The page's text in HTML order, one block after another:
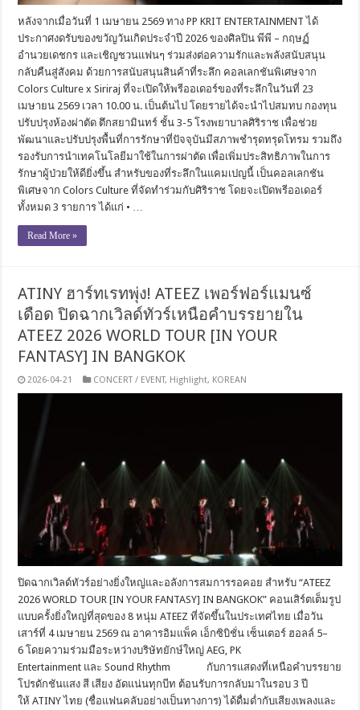
หลังจากเมื่อวันที่ 1 เมษายน 2569 ทาง PP KRIT ENTERTAINMENT ได้
ประกาศงดรับของขวัญวันเกิดประจำปี 2026 ของศิลปิน พีพี – กฤษฏ์
อำนวยเดชกร และเชิญชวนแฟนๆ ร่วมส่งต่อความรักและพลังสนับสนุน
กลับคืนสู่สังคม ด้วยการสนับสนุนสินค้าที่ระลึก คอลเลกชันพิเศษจาก
Colors Culture x Siriraj ที่จะเปิดให้พรีออเดอร์ของที่ระลึกในวันที่ 23
เมษายน 2569 เวลา 10.00 น. เป็นต้นไป โดยรายได้จะนำไปสมทบ กองทุน
ปรับปรุงห้องผ่าตัด ตึกสยามินทร์ ชั้น 3-5 โรงพยาบาลศิริราช เพื่อช่วย
พัฒนาและปรับปรุงพื้นที่การรักษาที่ปัจจุบันมีสภาพชำรุดทรุดโทรม รวมถึง
รองรับการนำเทคโนโลยีมาใช้ในการผ่าตัด เพื่อเพิ่มประสิทธิภาพในการ
รักษาผู้ป่วยให้ดียิ่งขึ้น สำหรับของที่ระลึกในแคมเปญนี้ เป็นคอลเลกชัน
พิเศษจาก Colors Culture ที่จัดทำร่วมกับศิริราช โดยจะเปิดพรีออเดอร์
ทั้งหมด 3 รายการ ได้แก่ • …
Read More »
ATINY ฮาร์ทเรทพุ่ง! ATEEZ เพอร์ฟอร์แมนซ์
เดือด ปิดฉากเวิลด์ทัวร์เหนือคำบรรยายใน
ATEEZ 2026 WORLD TOUR [IN YOUR
FANTASY] IN BANGKOK
2026-04-21 CONCERT / EVENT, Highlight, KOREAN
ปิดฉากเวิลด์ทัวร์อย่างยิ่งใหญ่และอลังการสมการรอคอย สำหรับ “ATEEZ
2026 WORLD TOUR [IN YOUR FANTASY] IN BANGKOK” คอนเสิร์ตเต็มรูป
แบบครั้งยิ่งใหญ่ที่สุดของ 8 หนุ่ม ATEEZ ที่จัดขึ้นในประเทศไทย เมื่อวัน
เสาร์ที่ 4 เมษายน 2569 ณ อาคารอิมแพ็ค เอ็กซิบิชั่น เซ็นเตอร์ ฮอลล์ 5–
6 โดยความร่วมมือระหว่างบริษัทยักษ์ใหญ่ AEG, PK
Entertainment และ Sound Rhythm กับการแสดงที่เหนือคำบรรยาย
โปรดักชันแสง สี เสียง อัดแน่นทุกบีท ต้อนรับการกลับมาในรอบ 3 ปี
ให้ ATINY ไทย (ชื่อแฟนคลับอย่างเป็นทางการ) ได้ดื่มด่ำกับเสียงเพลงและ